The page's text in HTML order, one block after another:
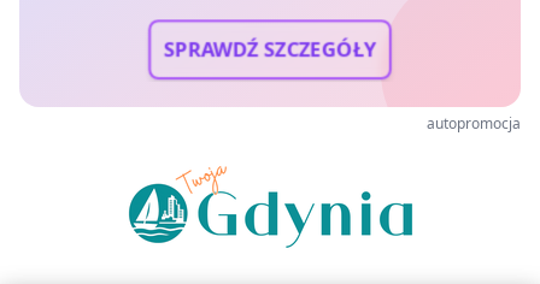
SPRAWDŹ SZCZEGÓŁY
autopromocja